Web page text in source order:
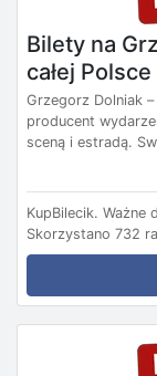
Bilety na
całej
Grzegorz Dolniak
producent
sceną i estradą.
KupBilecik. Ważne
Skorzystano 732